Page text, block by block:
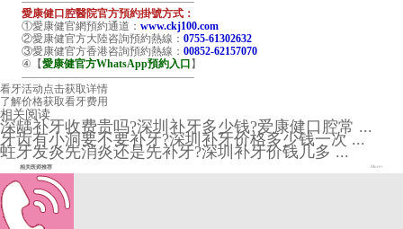
愛康健口腔醫院官方預約掛號方式：
①愛康健官網預約通道： www.ckj100.com
②愛康健官方大陸咨詢預約熱線： 0755-61302632
③愛康健官方香港咨詢預約熱線： 00852-62157070
④【愛康健官方WhatsApp預約入口 】
————————————————
看牙活动点击获取详情
了解价格获取看牙费用
相关阅读
深龋补牙收费贵吗?深圳补牙多少钱?爱康健口腔常 ...
牙齿有小洞要不要补牙?深圳补牙价格多少钱一次 ...
蛀牙发炎先消炎还是先补牙?深圳补牙价钱几多 ...
相关医师推荐 More+